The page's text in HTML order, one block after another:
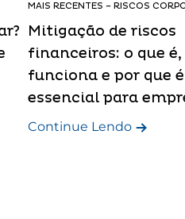
MAIS RECENTES – RISCOS
Mitigação de riscos
financeiros: o que
funciona e por que é
essencial para
Continue Lendo